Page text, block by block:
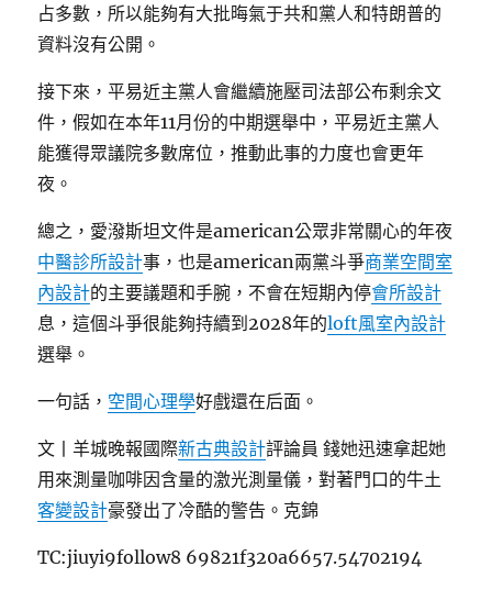
占多數，所以能夠有大批晦氣于共和黨人和特朗普的
資料沒有公開。
接下來，平易近主黨人會繼續施壓司法部公布剩余文
件，假如在本年11月份的中期選舉中，平易近主黨人
能獲得眾議院多數席位，推動此事的力度也會更年
夜。
總之，愛潑斯坦文件是american公眾非常關心的年夜
中醫診所設計事，也是american兩黨斗爭商業空間室
內設計的主要議題和手腕，不會在短期內停會所設計
息，這個斗爭很能夠持續到2028年的loft風室內設計
選舉。
一句話， 空間心理學好戲還在后面。
文丨羊城晚報國際新古典設計評論員 錢她迅速拿起她
用來測量咖啡因含量的激光測量儀，對著門口的牛土
客變設計豪發出了冷酷的警告。克錦
TC:jiuyi9follow8 69821f320a6657.54702194